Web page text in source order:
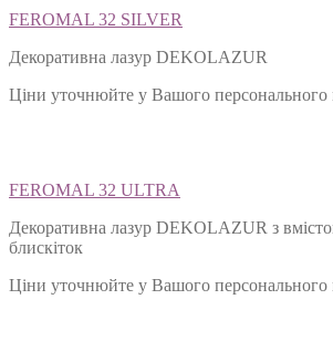
FEROMAL 32 SILVER
Декоративна лазур DEKOLAZUR
Ціни уточнюйте у Вашого персонального
FEROMAL 32 ULTRA
Декоративна лазур DEKOLAZUR з
блискіток
Ціни уточнюйте у Вашого персонального